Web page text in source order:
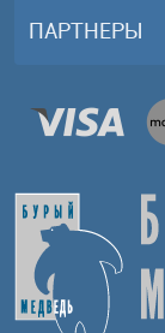
ПАРТНЕРЫ